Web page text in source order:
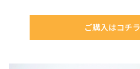
ご購入はコチラ